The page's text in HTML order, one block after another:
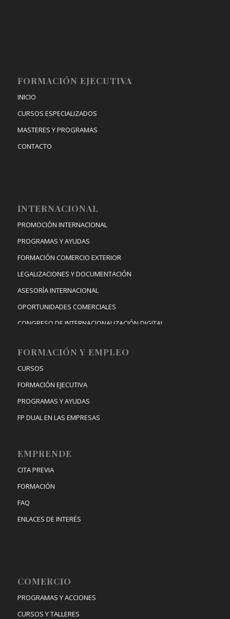
FORMACIÓN EJECUTIVA
INICIO
CURSOS ESPECIALIZADOS
MASTERES Y PROGRAMAS
CONTACTO
INTERNACIONAL
PROMOCIÓN INTERNACIONAL
PROGRAMAS Y AYUDAS
FORMACIÓN COMERCIO EXTERIOR
LEGALIZACIONES Y DOCUMENTACIÓN
ASESORÍA INTERNACIONAL
OPORTUNIDADES COMERCIALES
CONGRESO DE INTERNACIONALIZACIÓN DIGITAL
FORMACIÓN Y EMPLEO
CURSOS
FORMACIÓN EJECUTIVA
PROGRAMAS Y AYUDAS
FP DUAL EN LAS EMPRESAS
EMPRENDE
CITA PREVIA
FORMACIÓN
FAQ
ENLACES DE INTERÉS
COMERCIO
PROGRAMAS Y ACCIONES
CURSOS Y TALLERES